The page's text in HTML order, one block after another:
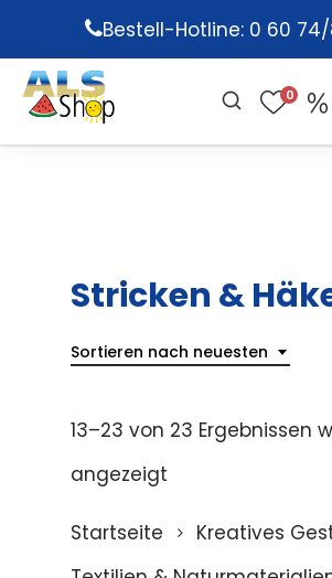
main
content
Bestell-Hotline: 0 60
0
Stricken &
Sortieren nach neuesten
13–23 von 23 Ergebnissen
angezeigt
Startseite
Kreatives